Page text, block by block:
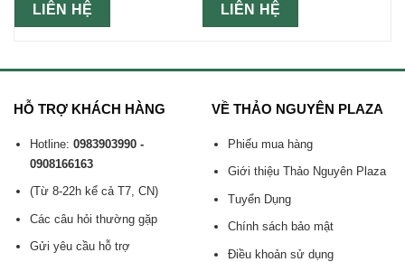
LIÊN HỆ LIÊN HỆ
HỖ TRỢ KHÁCH HÀNG
Hotline: 0983903990 -
0908166163
(Từ 8-22h kể cả T7, CN)
Các câu hỏi thường gặp
Gửi yêu cầu hỗ trợ
VỀ THẢO NGUYÊN PLAZA
Phiếu mua hàng
Giới thiệu Thảo Nguyên Plaza
Tuyển Dụng
Chính sách bảo mật
Điều khoản sử dụng